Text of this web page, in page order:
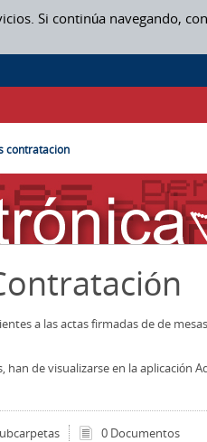
Si continúa navegando,
contratacion
a las actas firmadas de de
de visualizarse en la aplicación
0 Documentos